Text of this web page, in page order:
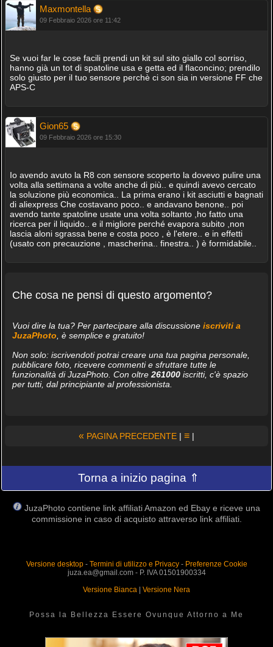
Maxmontella
09 Febbraio 2026 ore 11:42
Se vuoi far le cose facili prendi un kit sul sito giallo col sorriso,
hanno già un tot di spatoline usa e getta ed il flaconcino; prendilo
solo giusto per il tuo sensore perchè ci son sia in versione FF che
APS-C
Gion65
09 Febbraio 2026 ore 15:30
Io avendo avuto la R8 con sensore scoperto la dovevo pulire una
volta alla settimana a volte anche di più.. e quindi avevo cercato
la soluzione più economica.. La prima erano i kit asciutti e bagnati
di aliexpress Che costavano poco.. e andavano benone.. poi
avendo tante spatoline usate una volta soltanto ,ho fatto una
ricerca per il liquido.. e il migliore perché evapora subito ,non
lascia aloni sgrassa bene e costa poco , è l'etere.. e in effetti
(usato con precauzione , mascherina.. finestra.. ) è formidabile..
Che cosa ne pensi di questo argomento?
Vuoi dire la tua? Per partecipare alla discussione iscriviti a
JuzaPhoto , è semplice e gratuito!
Non solo: iscrivendoti potrai creare una tua pagina personale,
pubblicare foto, ricevere commenti e sfruttare tutte le
funzionalità di JuzaPhoto. Con oltre 261000iscritti, c'è spazio
per tutti, dal principiante al professionista.
« PAGINA PRECEDENTE | ≡ |
Torna a inizio pagina ⇑
JuzaPhoto contiene link affiliati Amazon ed Ebay e riceve una
commissione in caso di acquisto attraverso link affiliati.
Versione desktop- Termini di utilizzo e Privacy- Preferenze Cookie
juza.ea@gmail.com - P. IVA 01501900334
Versione Bianca | Versione Nera
Possa la Bellezza Essere Ovunque Attorno a Me